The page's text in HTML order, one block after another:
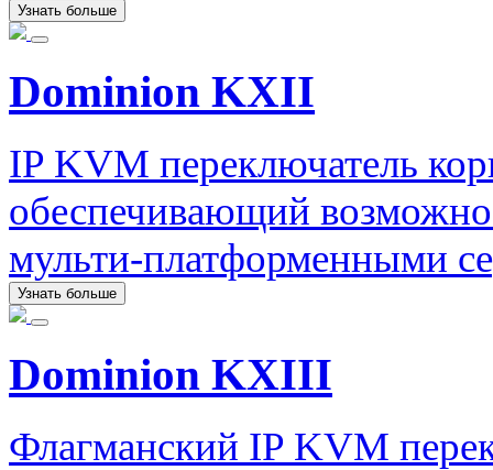
Узнать больше
Dominion KXII
IP KVM переключатель
обеспечивающий
мульти-платформенными
Узнать больше
Dominion KXIII
Флагманский IP KVM